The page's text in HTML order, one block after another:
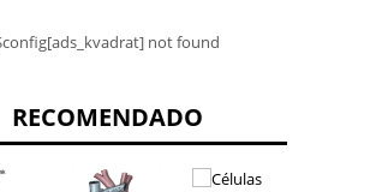
not found
RECOMENDADO